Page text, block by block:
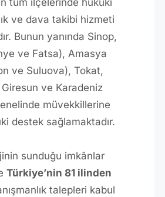
ve dava takibi hizmeti
Bunun yanında Sinop,
ve Fatsa), Amasya
ve Suluova), Tokat,
ve Karadeniz
müvekkillerine
destek sağlamaktadır.
sunduğu imkânlar
Türkiye’nin 81 ilinden
talepleri kabul